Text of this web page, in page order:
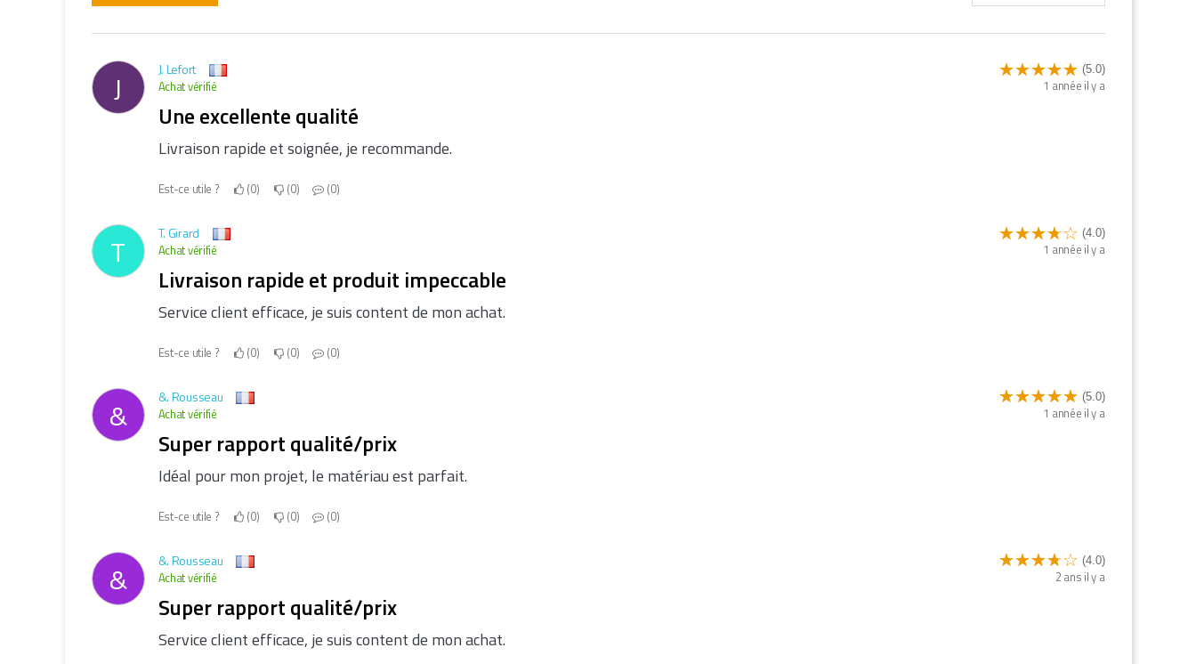
J J. Lefort
Achat vérifié
(5.0)
1 année il y a
Une excellente qualité
Livraison rapide et soignée, je recommande.
Est-ce utile ? 0 0 0
T T. Girard
Achat vérifié
(4.0)
1 année il y a
Livraison rapide et produit impeccable
Service client efficace, je suis content de mon achat.
Est-ce utile ? 0 0 0
& &. Rousseau
Achat vérifié
(5.0)
1 année il y a
Super rapport qualité/prix
Idéal pour mon projet, le matériau est parfait.
Est-ce utile ? 0 0 0
& &. Rousseau
Achat vérifié
(4.0)
2 ans il y a
Super rapport qualité/prix
Service client efficace, je suis content de mon achat.